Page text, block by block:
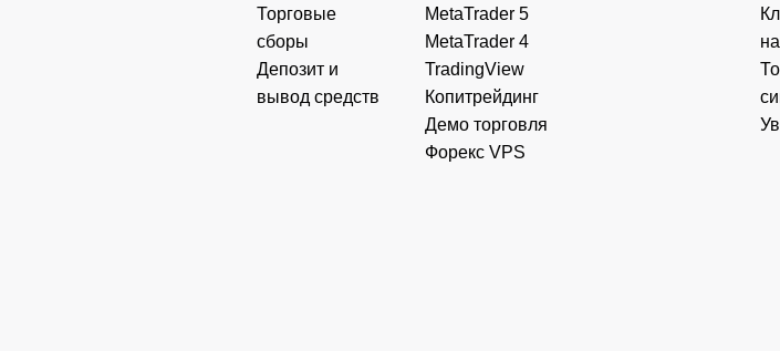
Торговые
сборы
Депозит и
вывод средств
MetaTrader 5
MetaTrader 4
TradingView
Копитрейдинг
Демо торговля
Форекс VPS